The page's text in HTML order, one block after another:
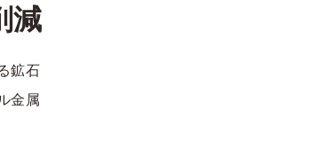
減
鉱石
金属